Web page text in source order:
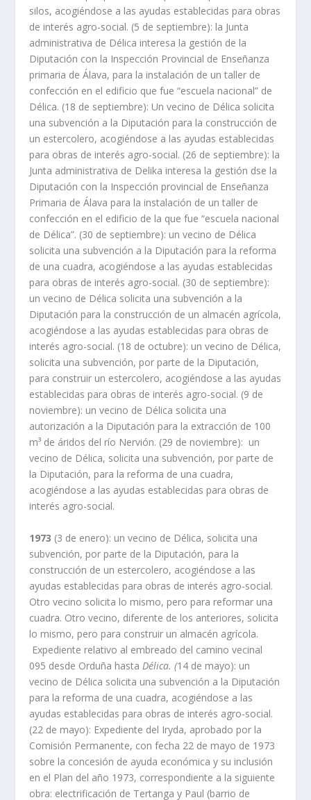
silos, acogiéndose a las ayudas establecidas para obras
de interés agro-social. (5 de septiembre): la Junta
administrativa de Délica interesa la gestión de la
Diputación con la Inspección Provincial de Enseñanza
primaria de Álava, para la instalación de un taller de
confección en el edificio que fue “escuela nacional” de
Délica. (18 de septiembre): Un vecino de Délica solicita
una subvención a la Diputación para la construcción de
un estercolero, acogiéndose a las ayudas establecidas
para obras de interés agro-social. (26 de septiembre): la
Junta administrativa de Delika interesa la gestión dse la
Diputación con la Inspección provincial de Enseñanza
Primaria de Álava para la instalación de un taller de
confección en el edificio de la que fue “escuela nacional
de Délica”. (30 de septiembre): un vecino de Délica
solicita una subvención a la Diputación para la reforma
de una cuadra, acogiéndose a las ayudas establecidas
para obras de interés agro-social. (30 de septiembre):
un vecino de Délica solicita una subvención a la
Diputación para la construcción de un almacén agrícola,
acogiéndose a las ayudas establecidas para obras de
interés agro-social. (18 de octubre): un vecino de Délica,
solicita una subvención, por parte de la Diputación,
para construir un estercolero, acogiéndose a las ayudas
establecidas para obras de interés agro-social. (9 de
noviembre): un vecino de Délica solicita una
autorización a la Diputación para la extracción de 100
m³ de áridos del río Nervión. (29 de noviembre): un
vecino de Délica, solicita una subvención, por parte de
la Diputación, para la reforma de una cuadra,
acogiéndose a las ayudas establecidas para obras de
interés agro-social.
1973 (3 de enero): un vecino de Délica, solicita una
subvención, por parte de la Diputación, para la
construcción de un estercolero, acogiéndose a las
ayudas establecidas para obras de interés agro-social.
Otro vecino solicita lo mismo, pero para reformar una
cuadra. Otro vecino, diferente de los anteriores, solicita
lo mismo, pero para construir un almacén agrícola.
Expediente relativo al embreado del camino vecinal
095 desde Orduña hasta Délica. (14 de mayo): un
vecino de Délica solicita una subvención a la Diputación
para la reforma de una cuadra, acogiéndose a las
ayudas establecidas para obras de interés agro-social.
(22 de mayo): Expediente del Iryda, aprobado por la
Comisión Permanente, con fecha 22 de mayo de 1973
sobre la concesión de ayuda económica y su inclusión
en el Plan del año 1973, correspondiente a la siguiente
obra: electrificación de Tertanga y Paul (barrio de